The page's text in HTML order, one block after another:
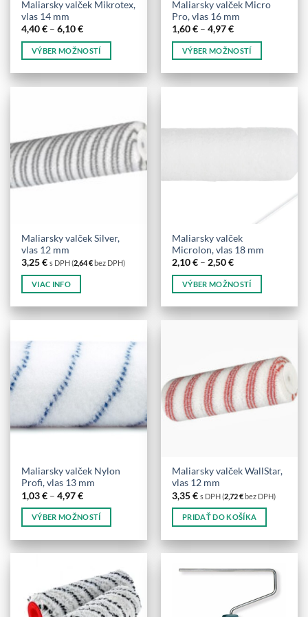
Maliarsky valček Mikrotex,
vlas 14 mm
4,40€ – 6,10€Price
4,40 €
through
VÝBER MOŽNOSTÍ
produkt
Možnosti
si
môžete
vybrať
Maliarsky valček Micro
Pro, vlas 16 mm
1,60€ – 4,97€Price
1,60 €
through
VÝBER MOŽNOSTÍ
produkt
vybrať
Maliarsky valček Silver,
vlas 12 mm
3,25€ s DPH (2,64€bez DPH)
VIAC INFO
Maliarsky valček
Microlon, vlas 18 mm
2,10€ – 2,50€Price
2,10 €
through
VÝBER MOŽNOSTÍ
produkt
Možnosti
si
môžete
vybrať
Maliarsky valček Nylon
Profi, vlas 13 mm
1,03€ – 4,97€Price
1,03 €
through
4,97 €
VÝBER MOŽNOSTÍ
produkt
variantov.
Možnosti
Maliarsky valček WallStar,
vlas 12 mm
3,35€ s DPH (2,72€bez DPH)
PRIDAŤ DO KOŠÍKA